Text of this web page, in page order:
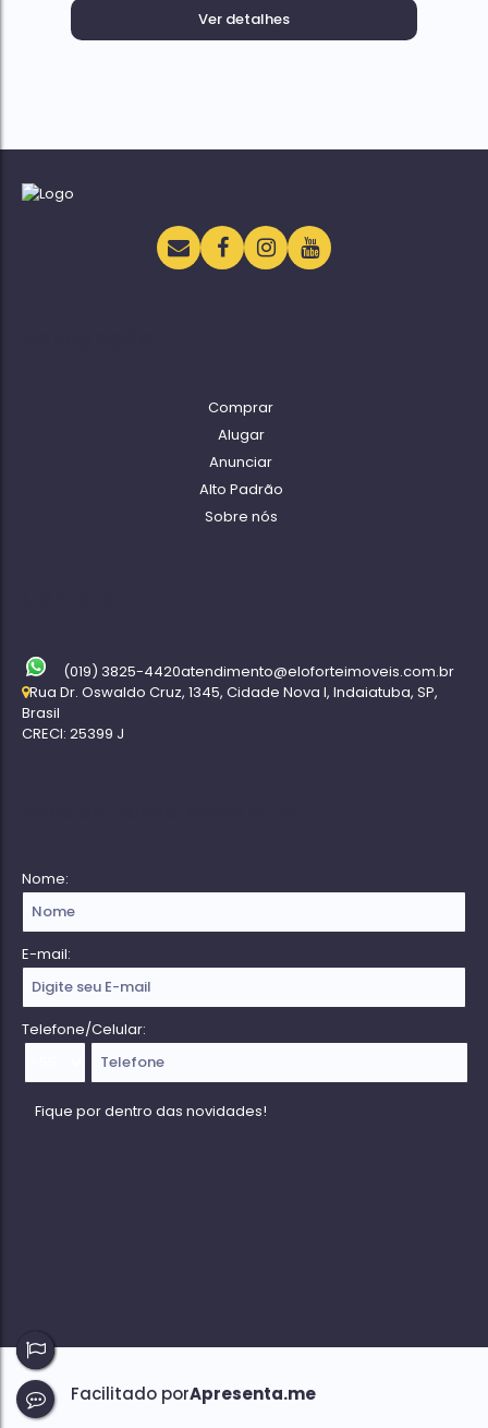
Ver detalhes
Comprar
Alugar
Anunciar
Alto Padrão
Sobre nós
(019) 3825-4420atendimento@eloforteimoveis.com.br
Rua Dr. Oswaldo Cruz, 1345, Cidade Nova I, Indaiatuba, SP,
Brasil
CRECI: 25399 J
Nome:
E-mail:
Telefone/Celular: